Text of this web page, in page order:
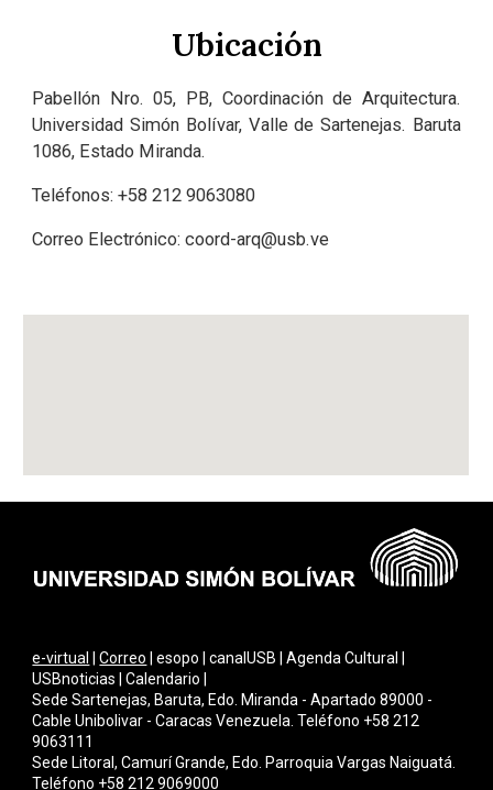
Ubicación
Pabellón Nro. 05, PB, Coordinación de Arquitectura.
Universidad Simón Bolívar, Valle de Sartenejas. Baruta
1086, Estado Miranda.
Teléfonos: +58 212 9063080
Correo Electrónico:coord-arq@usb.ve
e-virtual |Correo | esopo | canalUSB | Agenda Cultural |
USBnoticias | Calendario |
Sede Sartenejas, Baruta, Edo. Miranda - Apartado 89000 -
Cable Unibolivar - Caracas Venezuela. Teléfono +58 212
9063111
Sede Litoral, Camurí Grande, Edo. Parroquia Vargas Naiguatá.
Teléfono +58 212 9069000